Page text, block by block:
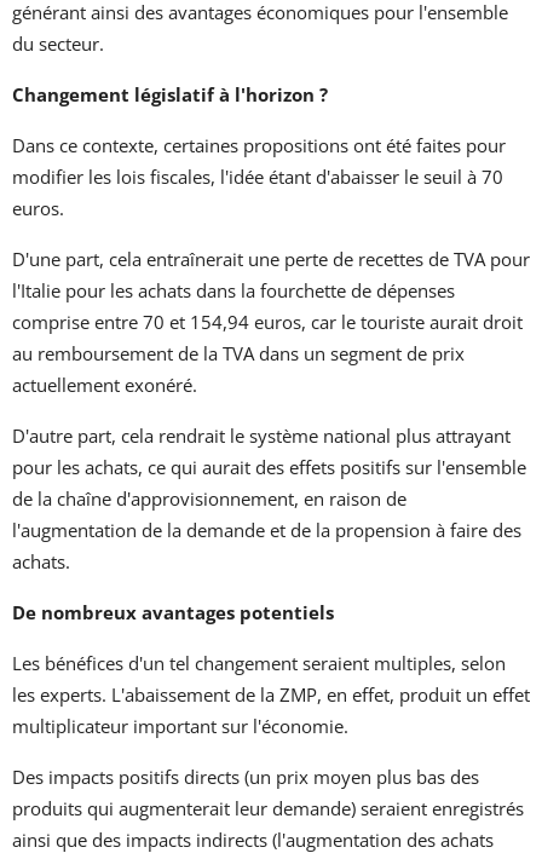
générant ainsi des avantages économiques pour l'ensemble
du secteur.
Changement législatif à l'horizon ?
Dans ce contexte, certaines propositions ont été faites pour
modifier les lois fiscales, l'idée étant d'abaisser le seuil à 70
euros.
D'une part, cela entraînerait une perte de recettes de TVA pour
l'Italie pour les achats dans la fourchette de dépenses
comprise entre 70 et 154,94 euros, car le touriste aurait droit
au remboursement de la TVA dans un segment de prix
actuellement exonéré.
D'autre part, cela rendrait le système national plus attrayant
pour les achats, ce qui aurait des effets positifs sur l'ensemble
de la chaîne d'approvisionnement, en raison de
l'augmentation de la demande et de la propension à faire des
achats.
De nombreux avantages potentiels
Les bénéfices d'un tel changement seraient multiples, selon
les experts. L'abaissement de la ZMP, en effet, produit un effet
multiplicateur important sur l'économie.
Des impacts positifs directs (un prix moyen plus bas des
produits qui augmenterait leur demande) seraient enregistrés
ainsi que des impacts indirects (l'augmentation des achats